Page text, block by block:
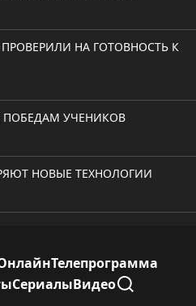
НА ГОТОВНОСТЬ К
УЧЕНИКОВ
НОВЫЕ ТЕХНОЛОГИИ
Телепрограмма
СериалыВидео